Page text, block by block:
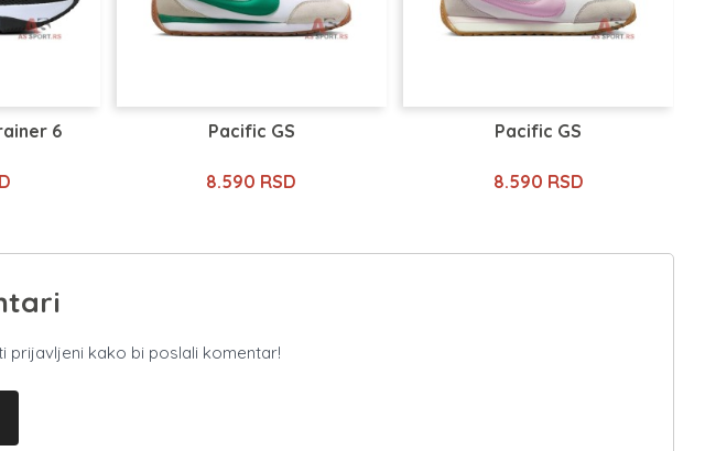
6 Pacific GS
8.590 RSD
Pacific GS
8.590 RSD
prijavljeni kako bi poslali komentar!